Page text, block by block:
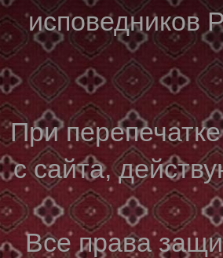
исповедников
При
с сайта,
Все права